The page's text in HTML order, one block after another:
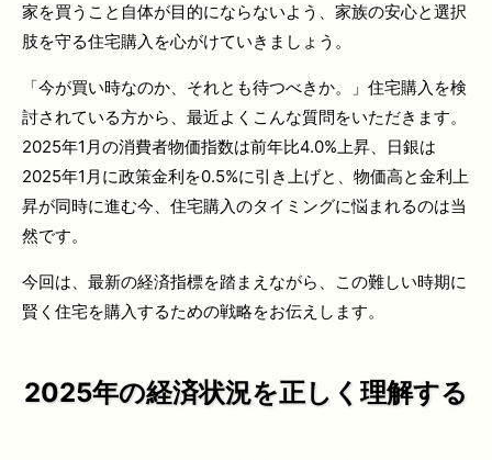
家を買うこと自体が目的にならないよう、家族の安心と選択
肢を守る住宅購入を心がけていきましょう。
「今が買い時なのか、それとも待つべきか。」住宅購入を検
討されている方から、最近よくこんな質問をいただきます。
2025年1月の消費者物価指数は前年比4.0%上昇、日銀は
2025年1月に政策金利を0.5%に引き上げと、物価高と金利上
昇が同時に進む今、住宅購入のタイミングに悩まれるのは当
然です。
今回は、最新の経済指標を踏まえながら、この難しい時期に
賢く住宅を購入するための戦略をお伝えします。
2025年の経済状況を正しく理解する